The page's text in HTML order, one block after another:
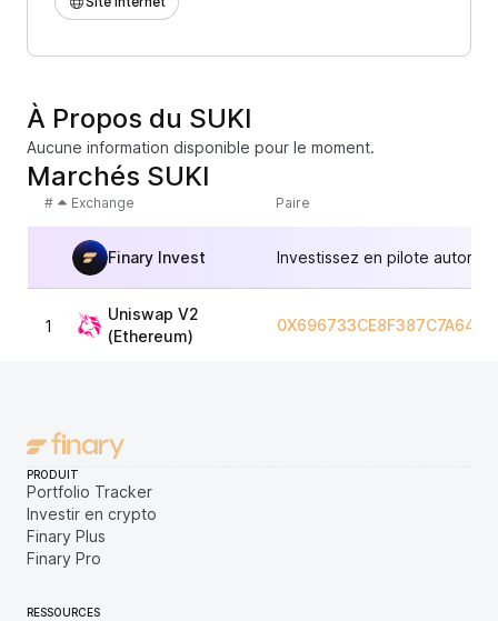
À Propos du SUKI
Aucune information disponible pour le moment.
Marchés SUKI
# Exchange Paire
Finary Invest Investissez en pilote
1
Uniswap V2
(Ethereum)
PRODUIT
Portfolio Tracker
Investir en crypto
Finary Plus
Finary Pro
RESSOURCES